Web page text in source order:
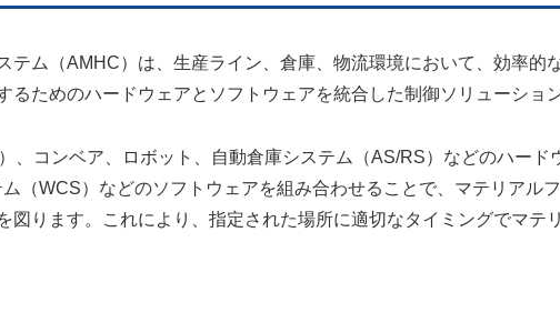
テム（AMHC）は、生産ライン、倉庫、物流環境において、効率的
るためのハードウェアとソフトウェアを統合した制御ソリューション
、コンベア、ロボット、自動倉庫システム（AS/RS）などのハード
（WCS）などのソフトウェアを組み合わせることで、マテリアル
図ります。これにより、指定された場所に適切なタイミングでマテ